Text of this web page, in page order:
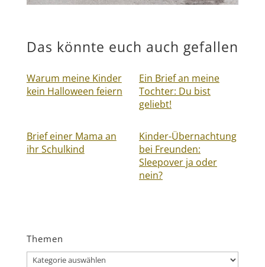
Das könnte euch auch gefallen
Warum meine Kinder
kein Halloween feiern
Ein Brief an meine
Tochter: Du bist
geliebt!
Brief einer Mama an
ihr Schulkind
Kinder-Übernachtung
bei Freunden:
Sleepover ja oder
nein?
Themen
Themen